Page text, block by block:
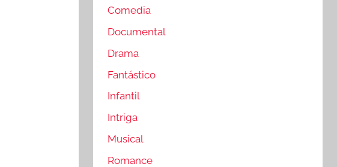
Comedia
Documental
Drama
Fantástico
Infantil
Intriga
Musical
Romance